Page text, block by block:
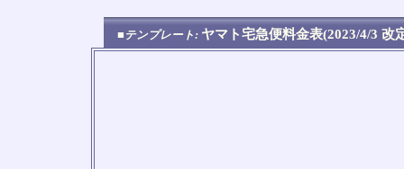
■テンプレート: ヤマト宅急便料金表(2023/4/3